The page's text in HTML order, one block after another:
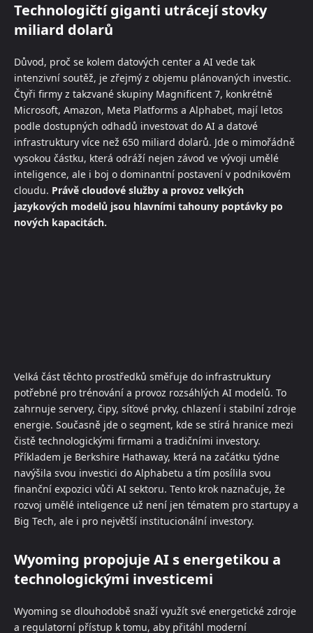
Technologičtí giganti utrácejí stovky
miliard dolarů
Důvod, proč se kolem datových center a AI vede tak
intenzivní soutěž, je zřejmý z objemu plánovaných investic.
Čtyři firmy z takzvané skupiny Magnificent 7, konkrétně
Microsoft, Amazon, Meta Platforms a Alphabet, mají letos
podle dostupných odhadů investovat do AI a datové
infrastruktury více než 650 miliard dolarů. Jde o mimořádně
vysokou částku, která odráží nejen závod ve vývoji umělé
inteligence, ale i boj o dominantní postavení v podnikovém
cloudu. Právě cloudové služby a provoz velkých
jazykových modelů jsou hlavními tahouny poptávky po
nových kapacitách.
Velká část těchto prostředků směřuje do infrastruktury
potřebné pro trénování a provoz rozsáhlých AI modelů. To
zahrnuje servery, čipy, síťové prvky, chlazení i stabilní zdroje
energie. Současně jde o segment, kde se stírá hranice mezi
čistě technologickými firmami a tradičními investory.
Příkladem je Berkshire Hathaway, která na začátku týdne
navýšila svou investici do Alphabetu a tím posílila svou
finanční expozici vůči AI sektoru. Tento krok naznačuje, že
rozvoj umělé inteligence už není jen tématem pro startupy a
Big Tech, ale i pro největší institucionální investory.
Wyoming propojuje AI s energetikou a
technologickými investicemi
Wyoming se dlouhodobě snaží využít své energetické zdroje
a regulatorní přístup k tomu, aby přitáhl moderní